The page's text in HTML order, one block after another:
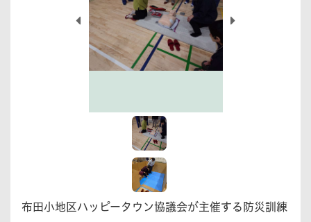
布田小地区ハッピータウン協議会が主催する防災訓練